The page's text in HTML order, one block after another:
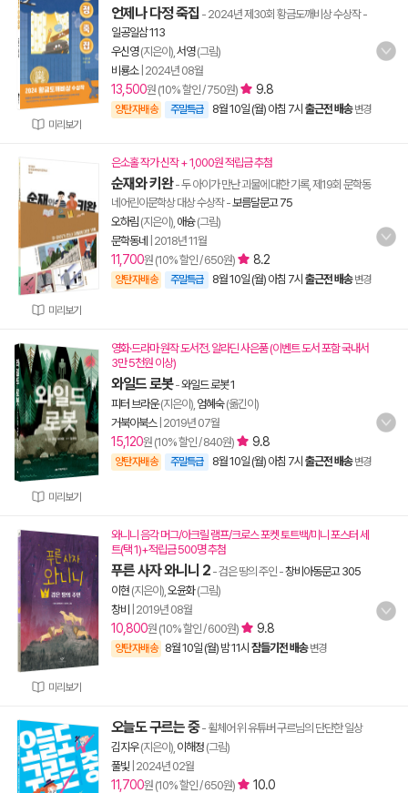
미리보기
언제나 다정 죽집 - 2024년 제30회 황금도깨비상 수상작-
일공일삼 113
우신영(지은이), 서영(그림)
비룡소| 2024년 08월
13,500원 (10% 할인 / 750원) 9.8
양탄자배송 주말특급 8월 10일 (월) 아침 7시 출근전 배송 변경
미리보기
은소홀 작가 신작 + 1,000원 적립금 추첨
순재와 키완- 두 아이가 만난 괴물에 대한 기록, 제19회 문학동
네어린이문학상 대상 수상작-보름달문고 75
오하림 (지은이), 애슝(그림)
문학동네
2018년 11월
11,700원 (10% 할인 / 650원) 8.2
양탄자배송 주말특급 8월 10일 (월) 아침 7시 출근전 배송 변경
미리보기
영화·드라마 원작 도서전. 알라딘 사은품 (이벤트 도서 포함 국내서
3만 5천원 이상)
와일드 로봇-와일드 로봇 1
피터 브라운(지은이), 엄혜숙(옮긴이)
거북이북스| 2019년 07월
15,120원 (10% 할인 / 840원) 9.8
양탄자배송 주말특급 8월 10일 (월) 아침 7시 출근전 배송 변경
미리보기
와니니 음각 머그/아크릴 램프/크로스 포켓 토트백/미니 포스터 세
트(택 1)+적립금 500명 추첨
푸른 사자 와니니 2 - 검은 땅의 주인 -창비아동문고 305
이현 (지은이), 오윤화(그림)
창비
2019년 08월
10,800원 (10% 할인 / 600원) 9.8
양탄자배송 8월 10일 (월) 밤 11시 잠들기전 배송 변경
오늘도 구르는 중- 휠체어 위 유튜버 구르님의 단단한 일상
김지우(지은이), 이해정 (그림)
풀빛 2024년 02월
11,700원 (10% 할인 / 650원) 10.0